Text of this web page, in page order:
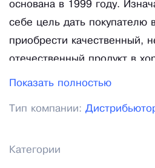
основана в 1999 году.
себе цель дать покупателю
приобрести качественный,
отечественный продукт в
потребовало значительных
ингредиенты. Продукты,
ГОСТа и изготавливаются из
Показать полностью
Тип компании:
Категории